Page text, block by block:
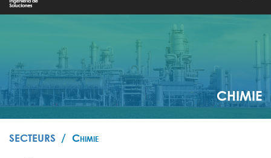
CHIMIE
SECTEURS Chimie